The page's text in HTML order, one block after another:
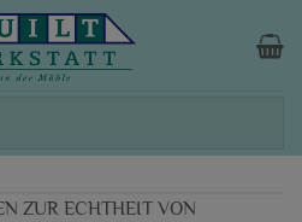
ZUR ECHTHEIT VON